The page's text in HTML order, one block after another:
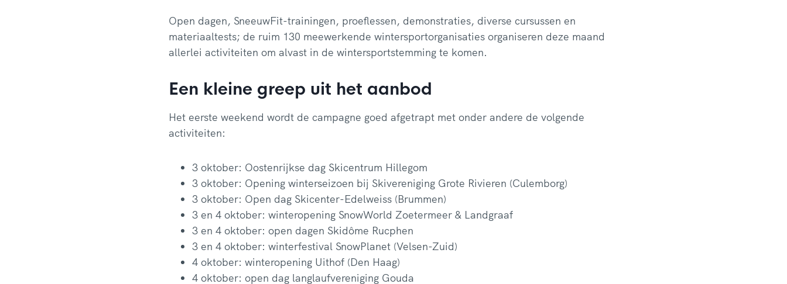
Open dagen, SneeuwFit-trainingen, proeflessen, demonstraties, diverse cursussen en
materiaaltests; de ruim 130 meewerkende wintersportorganisaties organiseren deze maand
allerlei activiteiten om alvast in de wintersportstemming te komen.
Een kleine greep uit het aanbod
Het eerste weekend wordt de campagne goed afgetrapt met onder andere de volgende
activiteiten:
3 oktober: Oostenrijkse dag Skicentrum Hillegom
3 oktober: Opening winterseizoen bij Skivereniging Grote Rivieren (Culemborg)
3 oktober: Open dag Skicenter-Edelweiss (Brummen)
3 en 4 oktober: winteropening SnowWorld Zoetermeer & Landgraaf
3 en 4 oktober: open dagen Skidôme Rucphen
3 en 4 oktober: winterfestival SnowPlanet (Velsen-Zuid)
4 oktober: winteropening Uithof (Den Haag)
4 oktober: open dag langlaufvereniging Gouda